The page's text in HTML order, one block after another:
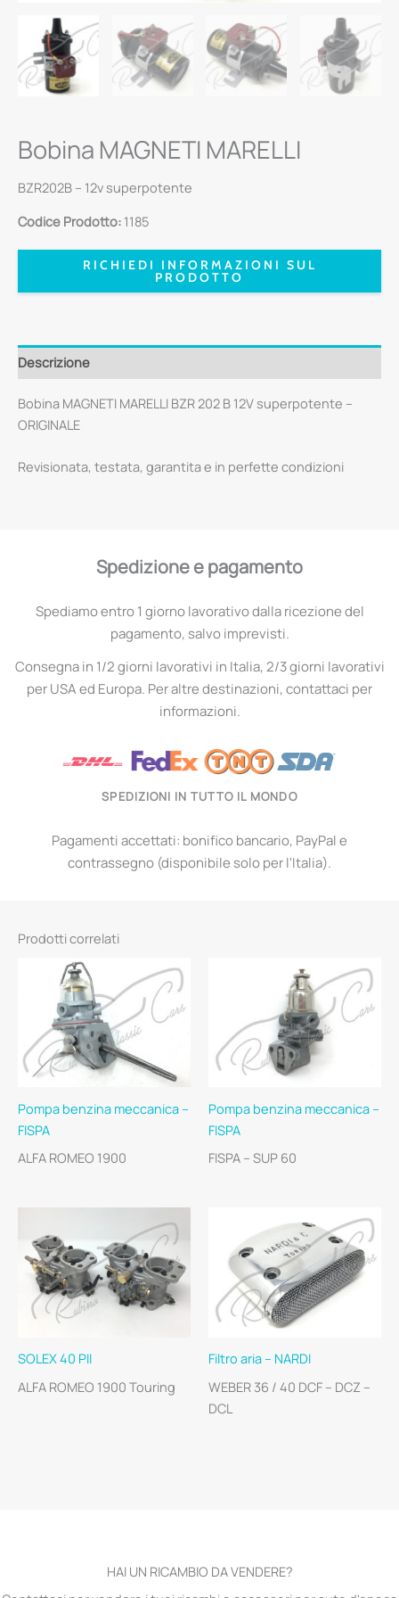
Bobina MAGNETI MARELLI
BZR202B – 12v superpotente
Codice Prodotto: 1185
RICHIEDI INFORMAZIONI SUL
PRODOTTO
Descrizione
Bobina MAGNETI MARELLI BZR 202 B 12V superpotente –
ORIGINALE
Revisionata, testata, garantita e in perfette condizioni
Spedizione e pagamento
Spediamo entro 1 giorno lavorativo dalla ricezione del
pagamento, salvo imprevisti.
Consegna in 1/2 giorni lavorativi in Italia, 2/3 giorni lavorativi
per USA ed Europa. Per altre destinazioni, contattaci per
informazioni.
SPEDIZIONI IN TUTTO IL MONDO
Pagamenti accettati: bonifico bancario, PayPal e
contrassegno (disponibile solo per l'Italia).
Prodotti correlati
Pompa benzina meccanica –
FISPA
ALFA ROMEO 1900
Pompa benzina meccanica –
FISPA
FISPA – SUP 60
SOLEX 40 PII
ALFA ROMEO 1900 Touring
Filtro aria – NARDI
WEBER 36 / 40 DCF – DCZ –
DCL
HAI UN RICAMBIO DA VENDERE?